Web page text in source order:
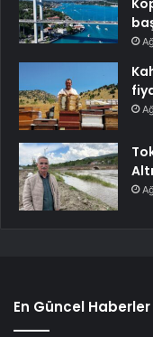
En Güncel Haberler